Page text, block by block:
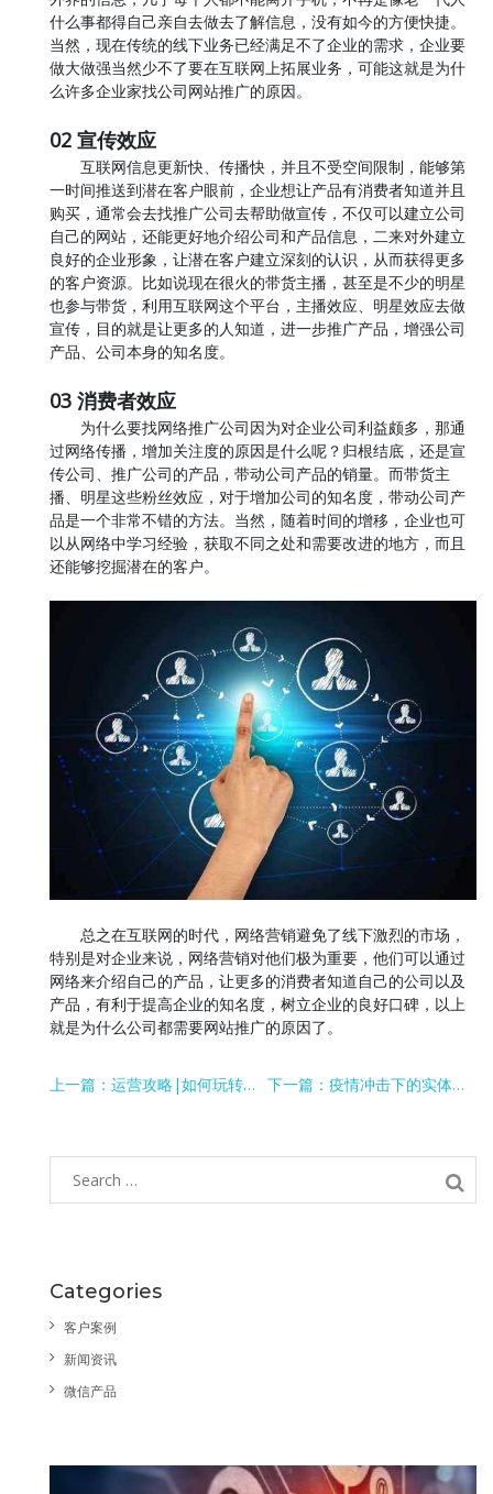
什么事都得自己亲自去做去了解信息，没有如今的方便快捷。
当然，现在传统的线下业务已经满足不了企业的需求，企业要
做大做强当然少不了要在互联网上拓展业务，可能这就是为什
么许多企业家找公司网站推广的原因。
02 宣传效应
互联网信息更新快、传播快，并且不受空间限制，能够第
一时间推送到潜在客户眼前，企业想让产品有消费者知道并且
购买，通常会去找推广公司去帮助做宣传，不仅可以建立公司
自己的网站，还能更好地介绍公司和产品信息，二来对外建立
良好的企业形象，让潜在客户建立深刻的认识，从而获得更多
的客户资源。比如说现在很火的带货主播，甚至是不少的明星
也参与带货，利用互联网这个平台，主播效应、明星效应去做
宣传，目的就是让更多的人知道，进一步推广产品，增强公司
产品、公司本身的知名度。
03 消费者效应
为什么要找网络推广公司因为对企业公司利益颇多，那通
过网络传播，增加关注度的原因是什么呢？归根结底，还是宣
传公司、推广公司的产品，带动公司产品的销量。而带货主
播、明星这些粉丝效应，对于增加公司的知名度，带动公司产
品是一个非常不错的方法。当然，随着时间的增移，企业也可
以从网络中学习经验，获取不同之处和需要改进的地方，而且
还能够挖掘潜在的客户。
总之在互联网的时代，网络营销避免了线下激烈的市场，
特别是对企业来说，网络营销对他们极为重要，他们可以通过
网络来介绍自己的产品，让更多的消费者知道自己的公司以及
产品，有利于提高企业的知名度，树立企业的良好口碑，以上
就是为什么公司都需要网站推广的原因了。
上一篇：运营攻略|如何玩转小程序 下一篇：疫情冲击下的实体店该如何自救
Categories
客户案例
新闻资讯
微信产品